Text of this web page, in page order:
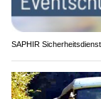
SAPHIR